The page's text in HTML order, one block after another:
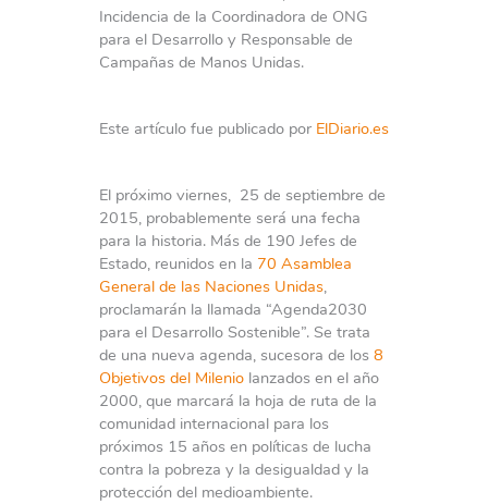
Incidencia de la Coordinadora de ONG
para el Desarrollo y Responsable de
Campañas de Manos Unidas.
Este artículo fue publicado por ElDiario.es
El próximo viernes, 25 de septiembre de
2015, probablemente será una fecha
para la historia. Más de 190 Jefes de
Estado, reunidos en la 70 Asamblea
General de las Naciones Unidas,
proclamarán la llamada “Agenda2030
para el Desarrollo Sostenible”. Se trata
de una nueva agenda, sucesora de los 8
Objetivos del Mileniolanzados en el año
2000, que marcará la hoja de ruta de la
comunidad internacional para los
próximos 15 años en políticas de lucha
contra la pobreza y la desigualdad y la
protección del medioambiente.